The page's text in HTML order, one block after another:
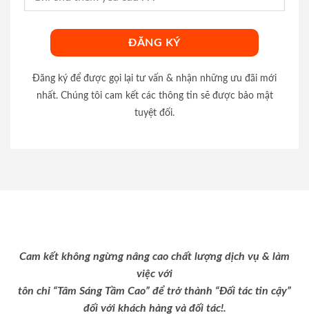
Đăng ký để được gọi lại tư vấn & nhận những ưu đãi mới
nhất. Chúng tôi cam kết các thông tin sẽ được bảo mật
tuyệt đối.
Cam kết không ngừng nâng cao chất lượng dịch vụ & làm
việc với
tôn chỉ “Tâm Sáng Tầm Cao” để trở thành “Đối tác tin cậy”
đối với khách hàng và đối tác!.